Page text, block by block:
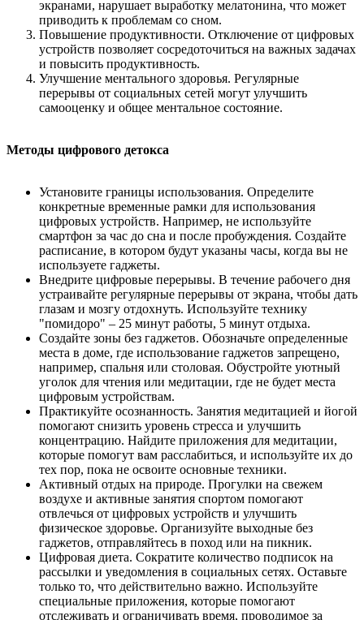
экранами, нарушает выработку мелатонина, что может
приводить к проблемам со сном.
Повышение продуктивности. Отключение от цифровых
устройств позволяет сосредоточиться на важных задачах
и повысить продуктивность.
Улучшение ментального здоровья. Регулярные
перерывы от социальных сетей могут улучшить
самооценку и общее ментальное состояние.
Методы цифрового детокса
Установите границы использования. Определите
конкретные временные рамки для использования
цифровых устройств. Например, не используйте
смартфон за час до сна и после пробуждения. Создайте
расписание, в котором будут указаны часы, когда вы не
используете гаджеты.
Внедрите цифровые перерывы. В течение рабочего дня
устраивайте регулярные перерывы от экрана, чтобы дать
глазам и мозгу отдохнуть. Используйте технику
"помидоро" – 25 минут работы, 5 минут отдыха.
Создайте зоны без гаджетов. Обозначьте определенные
места в доме, где использование гаджетов запрещено,
например, спальня или столовая. Обустройте уютный
уголок для чтения или медитации, где не будет места
цифровым устройствам.
Практикуйте осознанность. Занятия медитацией и йогой
помогают снизить уровень стресса и улучшить
концентрацию. Найдите приложения для медитации,
которые помогут вам расслабиться, и используйте их до
тех пор, пока не освоите основные техники.
Активный отдых на природе. Прогулки на свежем
воздухе и активные занятия спортом помогают
отвлечься от цифровых устройств и улучшить
физическое здоровье. Организуйте выходные без
гаджетов, отправляйтесь в поход или на пикник.
Цифровая диета. Сократите количество подписок на
рассылки и уведомления в социальных сетях. Оставьте
только то, что действительно важно. Используйте
специальные приложения, которые помогают
отслеживать и ограничивать время, проводимое за